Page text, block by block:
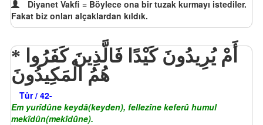
Diyanet Vakfi = Böylece ona bir tuzak kurmayı istediler.
Fakat biz onları alçaklardan kıldık.
هُمُ الْمَكِيدُونَ
Tûr / 42-
Em yurîdûne keydâ(keyden), fellezîne keferû humul
mekîdûn(mekîdûne).